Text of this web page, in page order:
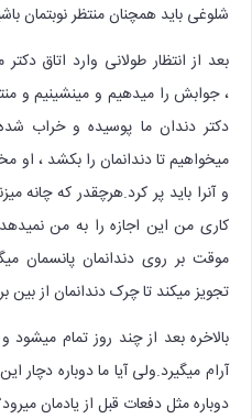
شلوغی باید همچنان منتظر نوبتمان
بعد از انتظار طولانی وارد اتاق
، جوابش را میدهیم و مینشینیم و
دکتر دندان ما پوسیده و خراب
میخواهیم تا دندانمان را بکشد ،
و آنرا باید پر کرد.هرچقدر که چانه
کاری من این اجازه را به من
موقت بر روی دندانمان
تجویز میکند تا چرک دندانمان از بین
بالاخره بعد از چند روز تمام میشود
آرام میگیرد.ولی آیا ما دوباره
دوباره مثل دفعات قبل از یادمان